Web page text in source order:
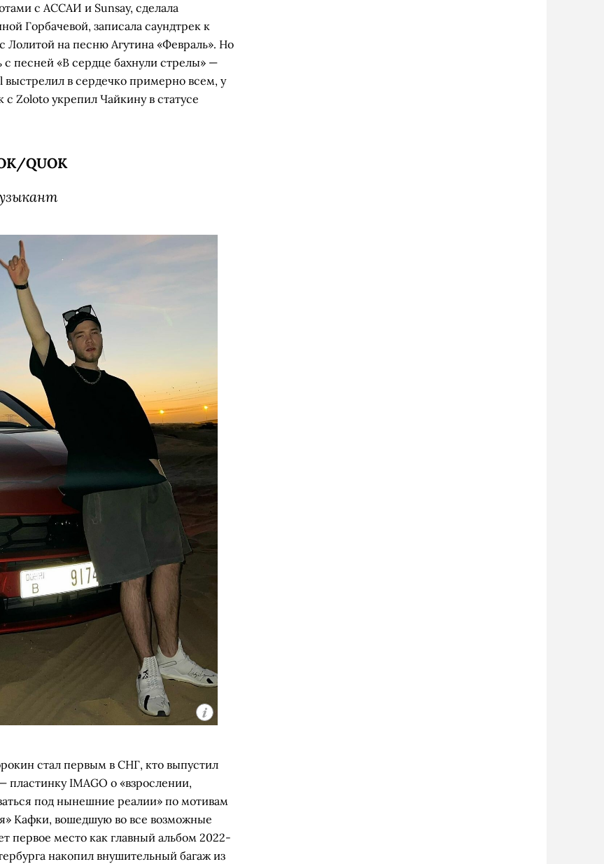
с АССАИ и Sunsay, сделала
Горбачевой, записала саундтрек к
Лолитой на песню Агутина «Февраль». Но
песней «В сердце бахнули стрелы» —
в сердечко примерно всем, у
с Zoloto укрепил Чайкину в статусе
QUOK
стал первым в СНГ, кто выпустил
IMAGO о «взрослении,
под нынешние реалии» по мотивам
Кафки, вошедшую во все возможные
первое место как главный альбом 2022-
накопил внушительный багаж из